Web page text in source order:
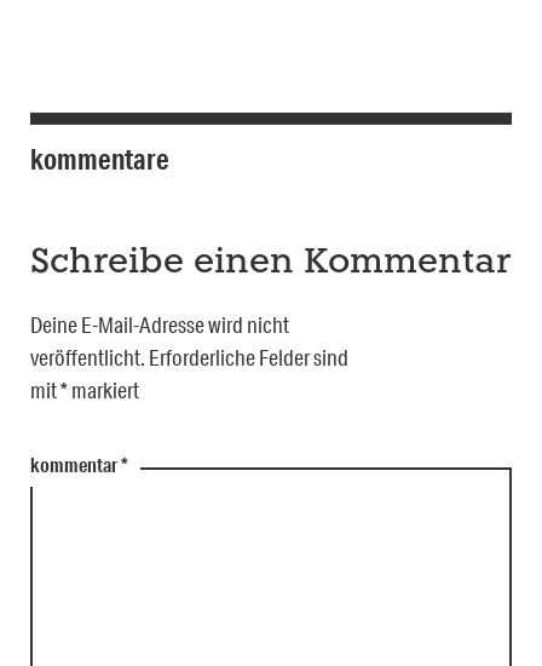
kommentare
Schreibe einen Kommentar
Deine E-Mail-Adresse wird nicht
veröffentlicht. Erforderliche Felder sind
mit*markiert
kommentar*